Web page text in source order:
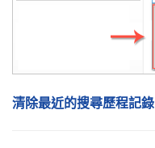
清除最近的搜尋歷程記錄